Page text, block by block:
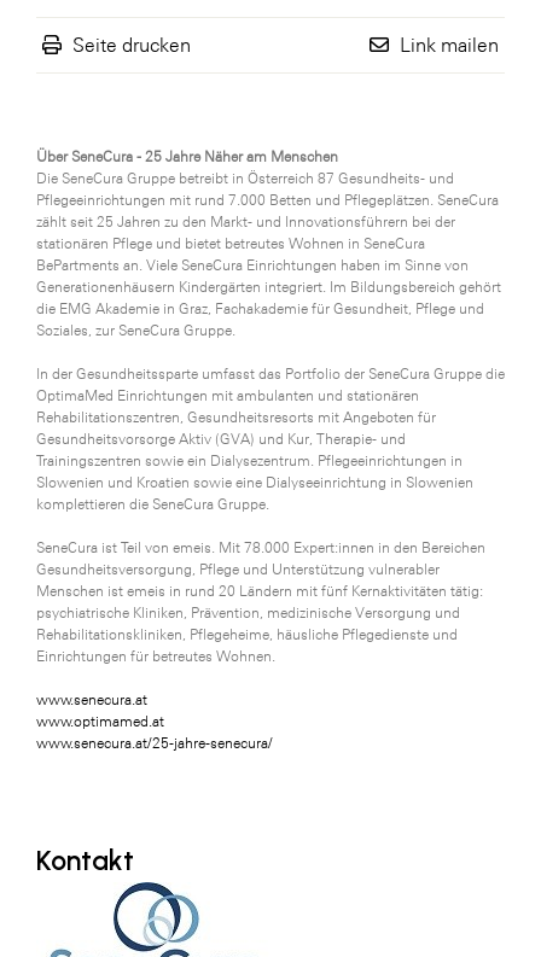
WKS Fachgruppe Finanzdienstleister
Media
Seite drucken Link mailen
Über SeneCura - 25 Jahre Näher am Menschen
Die SeneCura Gruppe betreibt in Österreich 87 Gesundheits- und
Pflegeeinrichtungen mit rund 7.000 Betten und Pflegeplätzen. SeneCura
zählt seit 25 Jahren zu den Markt- und Innovationsführern bei der
stationären Pflege und bietet betreutes Wohnen in SeneCura
BePartments an. Viele SeneCura Einrichtungen haben im Sinne von
Generationenhäusern Kindergärten integriert. Im Bildungsbereich gehört
die EMG Akademie in Graz, Fachakademie für Gesundheit, Pflege und
Soziales, zur SeneCura Gruppe.
In der Gesundheitssparte umfasst das Portfolio der SeneCura Gruppe die
OptimaMed Einrichtungen mit ambulanten und stationären
Rehabilitationszentren, Gesundheitsresorts mit Angeboten für
Gesundheitsvorsorge Aktiv (GVA) und Kur, Therapie- und
Trainingszentren sowie ein Dialysezentrum. Pflegeeinrichtungen in
Slowenien und Kroatien sowie eine Dialyseeinrichtung in Slowenien
komplettieren die SeneCura Gruppe.
SeneCura ist Teil von emeis. Mit 78.000 Expert:innen in den Bereichen
Gesundheitsversorgung, Pflege und Unterstützung vulnerabler
Menschen ist emeis in rund 20 Ländern mit fünf Kernaktivitäten tätig:
psychiatrische Kliniken, Prävention, medizinische Versorgung und
Rehabilitationskliniken, Pflegeheime, häusliche Pflegedienste und
Einrichtungen für betreutes Wohnen.
www.senecura.at
www.optimamed.at
www.senecura.at/25-jahre-senecura/
Kontakt